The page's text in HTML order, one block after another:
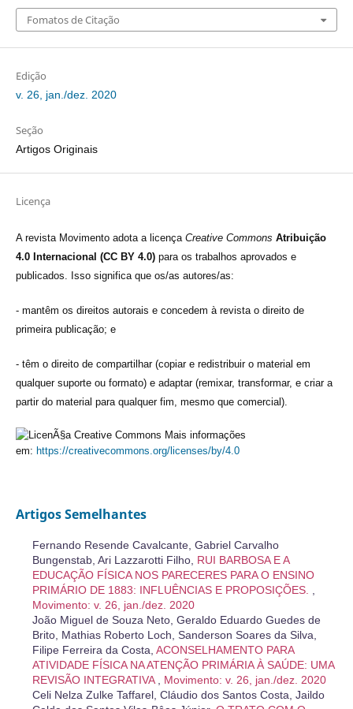
Fomatos de Citação
Edição
v. 26, jan./dez. 2020
Seção
Artigos Originais
Licença
A revista Movimento adota a licença Creative Commons Atribuição
4.0 Internacional (CC BY 4.0)para os trabalhos aprovados e
publicados. Isso significa que os/as autores/as:
- mantêm os direitos autorais e concedem à revista o direito de
primeira publicação; e
- têm o direito de compartilhar (copiar e redistribuir o material em
qualquer suporte ou formato) e adaptar (remixar, transformar, e criar a
partir do material para qualquer fim, mesmo que comercial).
Mais informações
em: https://creativecommons.org/licenses/by/4.0
Artigos Semelhantes
Fernando Resende Cavalcante, Gabriel Carvalho
Bungenstab, Ari Lazzarotti Filho, RUI BARBOSA E A
EDUCAÇÃO FÍSICA NOS PARECERES PARA O ENSINO
PRIMÁRIO DE 1883: INFLUÊNCIAS E PROPOSIÇÕES.
Movimento: v. 26, jan./dez. 2020
João Miguel de Souza Neto, Geraldo Eduardo Guedes de
Brito, Mathias Roberto Loch, Sanderson Soares da Silva,
Filipe Ferreira da Costa, ACONSELHAMENTO PARA
ATIVIDADE FÍSICA NA ATENÇÃO PRIMÁRIA À SAÚDE: UMA
REVISÃO INTEGRATIVA
Movimento: v. 26, jan./dez. 2020
Celi Nelza Zulke Taffarel, Cláudio dos Santos Costa, Jaildo